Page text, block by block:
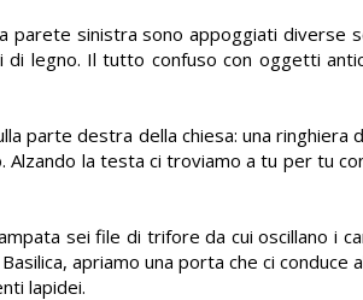
parete sinistra sono appoggiati diverse
di legno. Il tutto confuso con oggetti
parte destra della chiesa: una ringhiera
Alzando la testa ci troviamo a tu per tu
sei file di trifore da cui oscillano i
apriamo una porta che ci conduce
lapidei.